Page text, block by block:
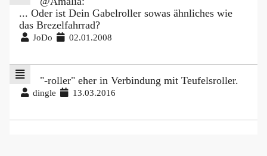
... Oder ist Dein Gabelroller sowas ähnliches wie
das Brezelfahrrad?
JoDo 02.01.2008
"-roller" eher in Verbindung mit Teufelsroller.
dingle 13.03.2016